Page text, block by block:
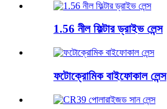
1.56 নীল ফিল্টার ড্রাইভ লেন্স
ফটোক্রোমিক বাইফোকাল লেন্স